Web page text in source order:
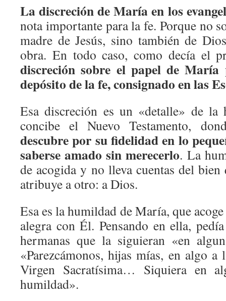
La discreción de María en los
nota importante para la fe. Porque no
madre de Jesús, sino también de
obra. En todo caso, como decía el
discreción sobre el papel de María
depósito de la fe, consignado en las
Esa discreción es un «detalle» de
concibe el Nuevo Testamento,
descubre por su fidelidad en lo
saberse amado sin merecerlo. La
de acogida y no lleva cuentas del bien
atribuye a otro: a Dios.
Esa es la humildad de María, que
alegra con Él. Pensando en ella,
hermanas que la siguieran «en
«Parezcámonos, hijas mías, en algo
Virgen Sacratísima… Siquiera en
humildad».